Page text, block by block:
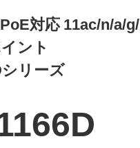
対応 11ac/n/a/
ント
リーズ